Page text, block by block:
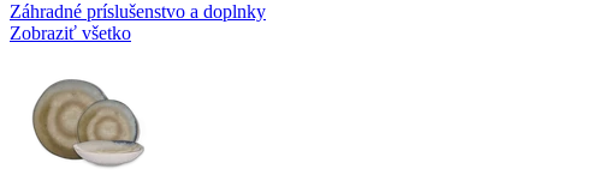
Záhradné príslušenstvo a doplnky
Zobraziť všetko